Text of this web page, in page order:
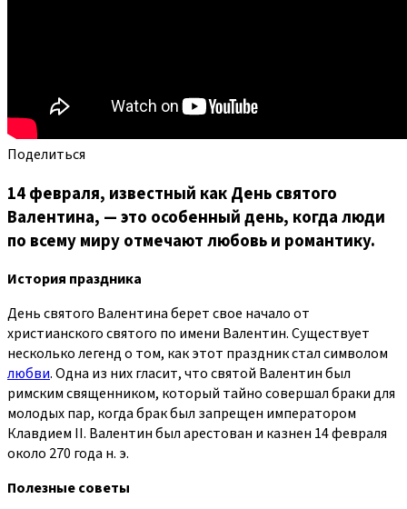
Поделиться
14 февраля, известный как День святого
Валентина, — это особенный день, когда люди
по всему миру отмечают любовь и романтику.
История праздника
День святого Валентина берет свое начало от
христианского святого по имени Валентин. Существует
несколько легенд о том, как этот праздник стал символом
любви. Одна из них гласит, что святой Валентин был
римским священником, который тайно совершал браки для
молодых пар, когда брак был запрещен императором
Клавдием II. Валентин был арестован и казнен 14 февраля
около 270 года н. э.
Полезные советы